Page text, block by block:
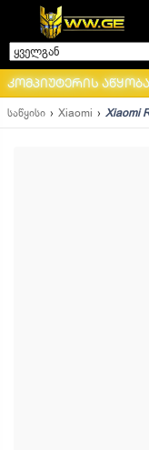
ყველგან
კომპიუტერის აწყობა
საწყისი Xiaomi Xiaomi